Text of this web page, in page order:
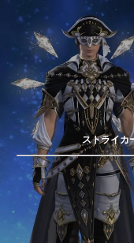
ストライカ